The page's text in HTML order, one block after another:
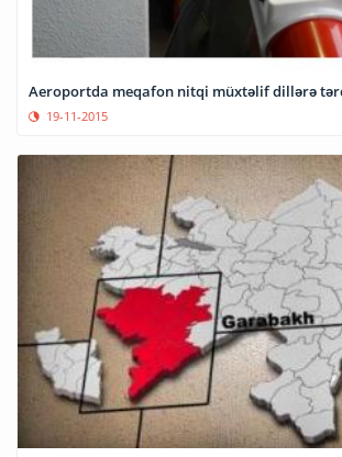
Aeroportda meqafon nitqi müxtəlif dillərə
19-11-2015